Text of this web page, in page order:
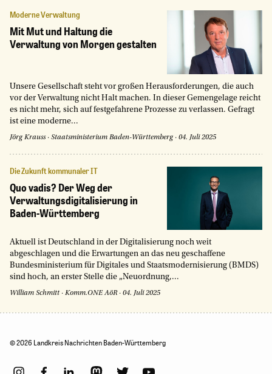
Moderne Verwaltung
Mit Mut und Haltung die
Verwaltung von Morgen gestalten
Unsere Gesellschaft steht vor großen Herausforderungen, die auch
vor der Verwaltung nicht Halt machen. In dieser Gemengelage reicht
es nicht mehr, sich auf festgefahrene Prozesse zu verlassen. Gefragt
ist eine moderne...
Jörg Krauss· Staatsministerium Baden-Württemberg · 04. Juli 2025
Die Zukunft kommunaler IT
Quo vadis? Der Weg der
Verwaltungsdigitalisierung in
Baden-Württemberg
Aktuell ist Deutschland in der Digitalisierung noch weit
abgeschlagen und die Erwartungen an das neu geschaffene
Bundesministerium für Digitales und Staatsmodernisierung (BMDS)
sind hoch, an erster Stelle die „Neuordnung,...
William Schmitt· Komm.ONE AöR· 04. Juli 2025
© 2026 Landkreis Nachrichten Baden-Württemberg